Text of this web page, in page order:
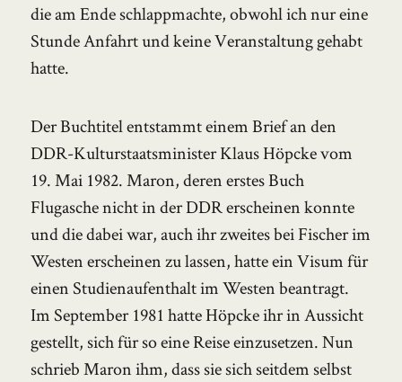
die am Ende schlappmachte, obwohl ich nur eine
Stunde Anfahrt und keine Veranstaltung gehabt
hatte.
Der Buchtitel entstammt einem Brief an den
DDR-Kulturstaatsminister Klaus Höpcke vom
19. Mai 1982. Maron, deren erstes Buch
Flugasche nicht in der DDR erscheinen konnte
und die dabei war, auch ihr zweites bei Fischer im
Westen erscheinen zu lassen, hatte ein Visum für
einen Studienaufenthalt im Westen beantragt.
Im September 1981 hatte Höpcke ihr in Aussicht
gestellt, sich für so eine Reise einzusetzen. Nun
schrieb Maron ihm, dass sie sich seitdem selbst